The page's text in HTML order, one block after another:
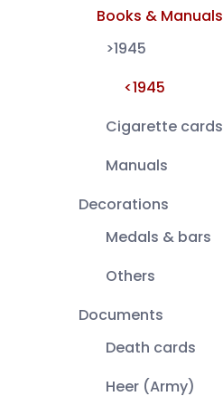
Books & Manuals
>1945
<1945
Cigarette cards
Manuals
Decorations
Medals & bars
Others
Documents
Death cards
Heer (Army)